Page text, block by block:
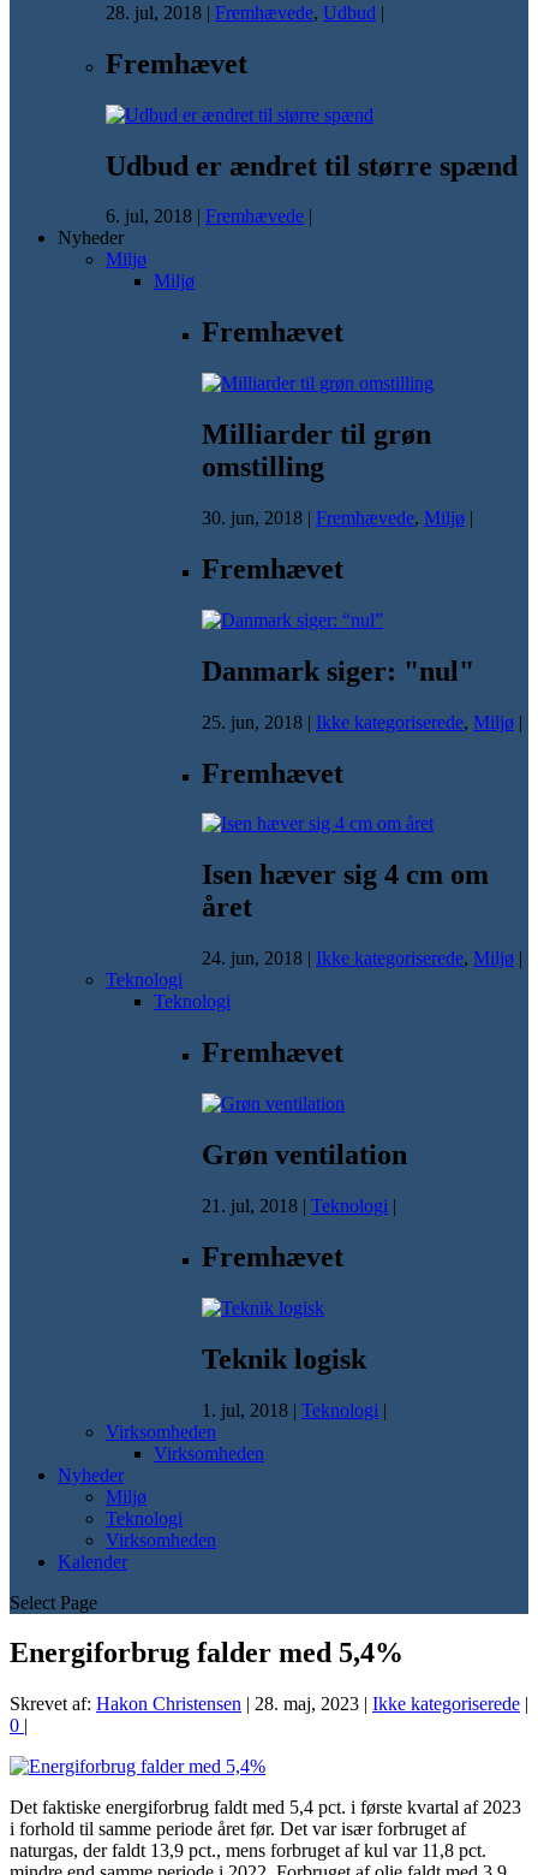
28. jul, 2018 | Fremhævede, Udbud |
Fremhævet
Udbud er ændret til større spænd
6. jul, 2018 | Fremhævede |
Nyheder
Miljø
Miljø
Fremhævet
Milliarder til grøn
omstilling
30. jun, 2018 | Fremhævede, Miljø |
Fremhævet
Danmark siger: "nul"
25. jun, 2018 | Ikke kategoriserede, Miljø |
Fremhævet
Isen hæver sig 4 cm om
året
24. jun, 2018 | Ikke kategoriserede, Miljø |
Teknologi
Teknologi
Fremhævet
Grøn ventilation
21. jul, 2018 | Teknologi |
Fremhævet
Teknik logisk
1. jul, 2018 | Teknologi |
Virksomheden
Virksomheden
Nyheder
Miljø
Teknologi
Virksomheden
Kalender
Select Page
Energiforbrug falder med 5,4%
Skrevet af: Hakon Christensen | 28. maj, 2023 | Ikke kategoriserede |
0 |
Det faktiske energiforbrug faldt med 5,4 pct. i første kvartal af 2023
i forhold til samme periode året før. Det var især forbruget af
naturgas, der faldt 13,9 pct., mens forbruget af kul var 11,8 pct.